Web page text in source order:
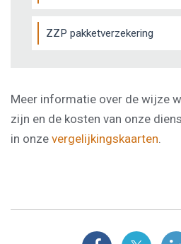
ZZP pakketverzekering
Meer informatie over de wijze
zijn en de kosten van onze
in onze vergelijkingskaarten.